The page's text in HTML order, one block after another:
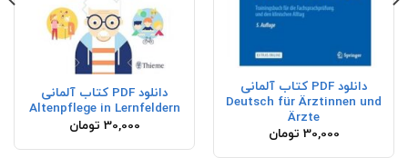
دانلود PDF کتاب آلمانی
Deutsch für Ärztinnen und
Ärzte
30,000 تومان
دانلود PDF کتاب آلمانی
Altenpflege in Lernfeldern
30,000 تومان